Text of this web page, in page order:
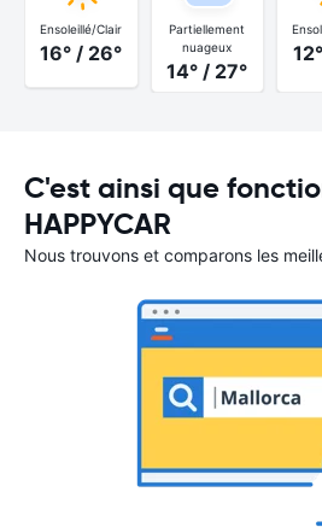
Ensoleillé/Clair
16° / 26°
Partiellement
nuageux
14° / 27°
C'est ainsi que
HAPPYCAR
Nous trouvons et comparons les